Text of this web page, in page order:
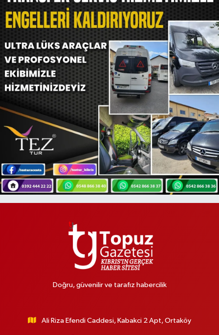
Doğru, güvenilir ve tarafız habercilik
Ali Riza Efendi Caddesi, Kabakci 2 Apt, Ortaköy